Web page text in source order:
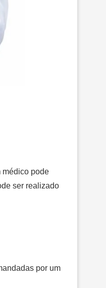
médico pode
ser realizado
por um